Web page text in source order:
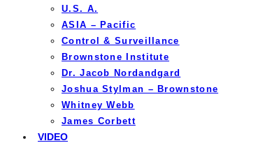
U.S. A.
ASIA – Pacific
Control & Surveillance
Brownstone Institute
Dr. Jacob Nordandgard
Joshua Stylman – Brownstone
Whitney Webb
James Corbett
VIDEO